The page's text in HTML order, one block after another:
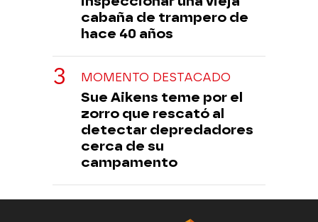
cabaña de trampero de
hace 40 años
MOMENTO DESTACADO
Sue Aikens teme por el
zorro que rescató al
detectar depredadores
cerca de su
campamento